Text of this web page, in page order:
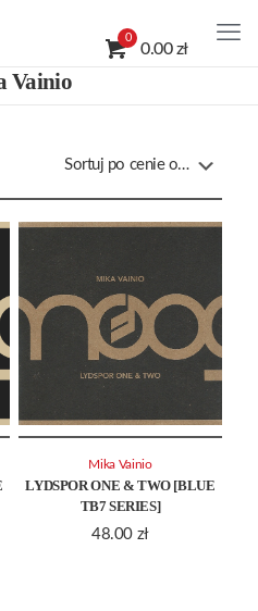
0
0.00 zł
Vainio
LYDSPOR ONE & TWO [BLUE
TB7 SERIES]
48.00 zł
Mika Vainio